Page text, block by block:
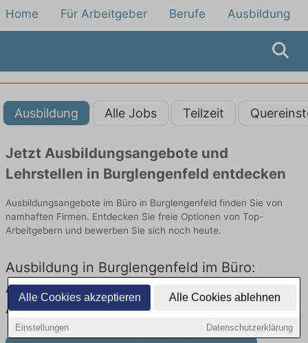
Alle Cookies akzeptieren Alle Cookies ablehnen
Einstellungen Datenschutzerklärung
Home Für Arbeitgeber Berufe Ausbildung
Ausbildung Alle Jobs Teilzeit
Jetzt Ausbildungsangebote und
Lehrstellen in Burglengenfeld entdecken
Ausbildungsangebote im Büro in Burglengenfeld finden Sie von
namhaften Firmen. Entdecken Sie freie Optionen von Top-
Arbeitgebern und bewerben Sie sich noch heute.
Ausbildung in Burglengenfeld im Büro:
Aktuell gibt es keine Stellenangebote für
Ausbildung in Burglengenfeld